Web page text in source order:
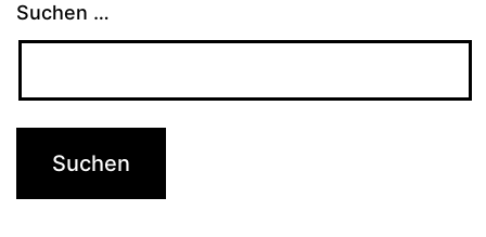
Suchen …